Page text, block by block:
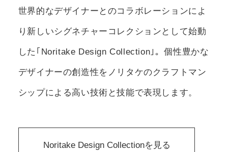
世界的なデザイナーとのコラボレーションによ
り新しいシグネチャーコレクションとして始動
した｢Noritake Design Collection｣。個性豊かな
デザイナーの創造性をノリタケのクラフトマン
シップによる高い技術と技能で表現します。
Noritake Design Collectionを見る